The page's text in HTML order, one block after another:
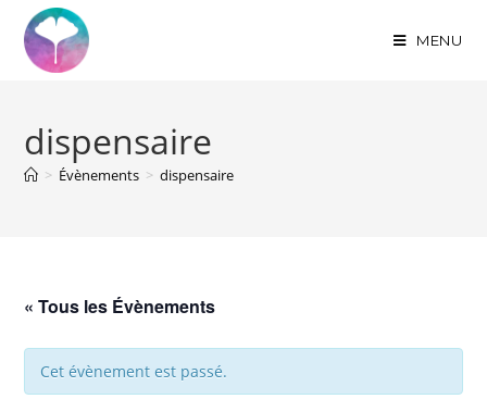
MENU
dispensaire
> Évènements > dispensaire
« Tous les Évènements
Cet évènement est passé.